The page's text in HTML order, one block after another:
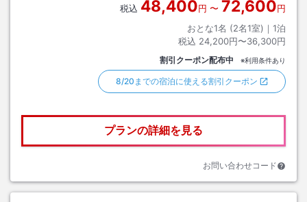
税込 48,400円 〜 72,600円
おとな1名 (2名1室)｜ 1泊
税込 24,200円〜36,300円
割引クーポン配布中 ※利用条件あり
8/20までの宿泊に使える割引クーポン
プランの詳細を見る
お問い合わせコード